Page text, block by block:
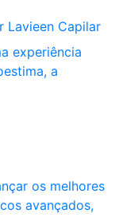
Lavieen Capilar
experiência
a
os melhores
avançados,